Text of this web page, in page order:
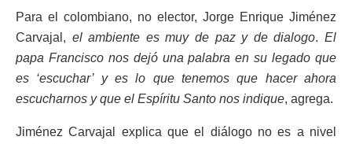
Para el colombiano, no elector, Jorge Enrique Jiménez
Carvajal, el ambiente es muy de paz y de dialogo.El
papa Francisco nos dejó una palabra en su legado que
es ‘escuchar’ y es lo que tenemos que hacer ahora
escucharnos y que el Espíritu Santo nos indique, agrega.
Jiménez Carvajal explica que el diálogo no es a nivel